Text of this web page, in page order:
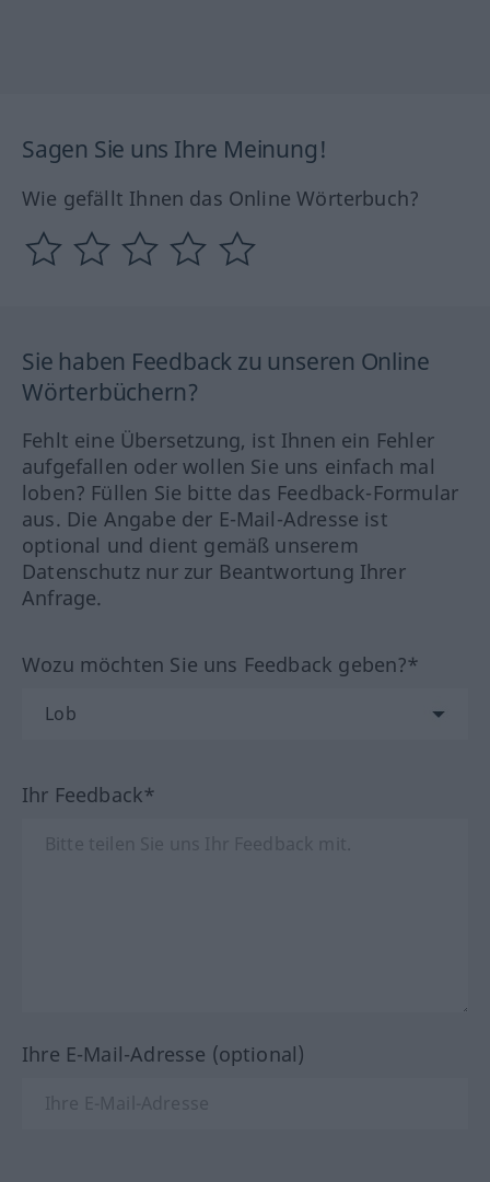
Sagen Sie uns Ihre Meinung!
Wie gefällt Ihnen das Online Wörterbuch?
Sie haben Feedback zu unseren Online
Wörterbüchern?
Fehlt eine Übersetzung, ist Ihnen ein Fehler
aufgefallen oder wollen Sie uns einfach mal
loben? Füllen Sie bitte das Feedback-Formular
aus. Die Angabe der E-Mail-Adresse ist
optional und dient gemäß unserem
Datenschutz nur zur Beantwortung Ihrer
Anfrage.
Wozu möchten Sie uns Feedback geben?*
Ihr Feedback*
Ihre E-Mail-Adresse (optional)